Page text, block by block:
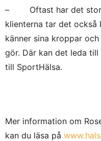
– Oftast har det stor
klienterna tar det också
känner sina kroppar
gör. Där kan det leda
till SportHälsa.
Mer information om
kan du läsa på